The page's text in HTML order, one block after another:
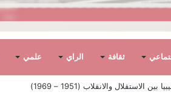
ثقافة الراي علمي
والانقلاب (1951 – 1969)